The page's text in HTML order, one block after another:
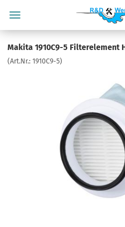
Makita 1910C9-5 Filterelement
(Art.Nr.: 1910C9-5)